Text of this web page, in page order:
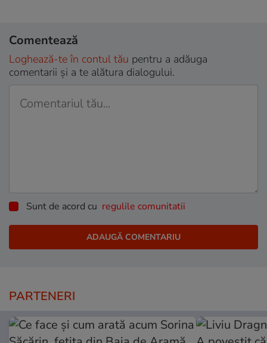
Comentează
Loghează-te în contul tău pentru a adăuga
comentarii și a te alătura dialogului.
Sunt de acord cu regulile comunitatii
PARTENERI